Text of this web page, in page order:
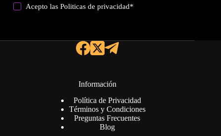
Acepto lasPoliticas de privacidad*
Información
Política de Privacidad
Términos y Condiciones
Preguntas Frecuentes
Blog